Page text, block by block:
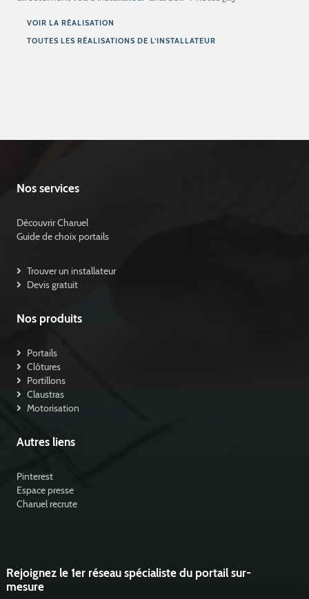
VOIR LA RÉALISATION
TOUTES LES RÉALISATIONS DE L’INSTALLATEUR
Nos services
Découvrir Charuel
Guide de choix portails
Trouver un installateur
Devis gratuit
Nos produits
Portails
Clôtures
Portillons
Claustras
Motorisation
Autres liens
Pinterest
Espace presse
Charuel recrute
Rejoignez le 1er réseau spécialiste du portail sur-
mesure